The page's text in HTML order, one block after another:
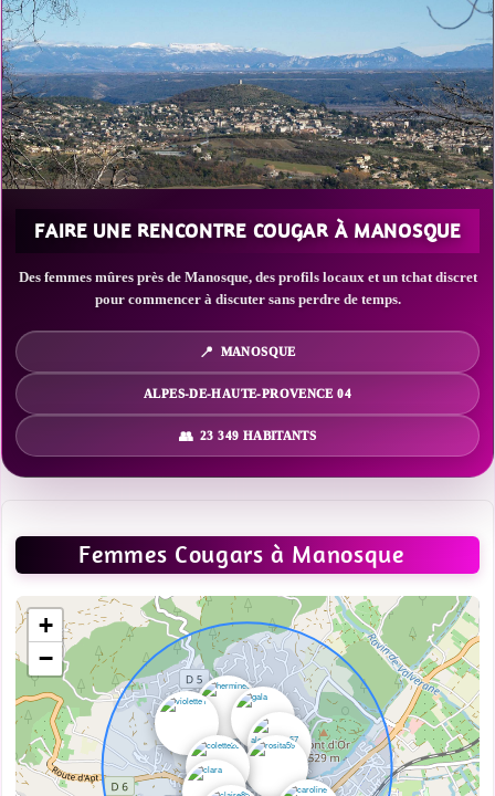
FAIRE UNE RENCONTRE COUGAR À MANOSQUE
Des femmes mûres près de Manosque, des profils locaux et un tchat discret
pour commencer à discuter sans perdre de temps.
MANOSQUE
ALPES-DE-HAUTE-PROVENCE 04
23 349 HABITANTS
Femmes Cougars à Manosque
+
−